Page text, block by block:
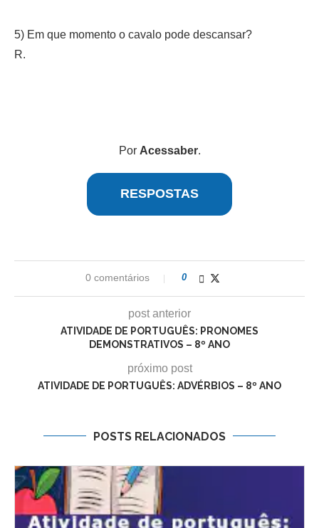
5) Em que momento o cavalo pode descansar?
R.
Por Acessaber.
RESPOSTAS
0 comentários 0
post anterior
ATIVIDADE DE PORTUGUÊS: PRONOMES
DEMONSTRATIVOS – 8º ANO
próximo post
ATIVIDADE DE PORTUGUÊS: ADVÉRBIOS – 8º ANO
POSTS RELACIONADOS